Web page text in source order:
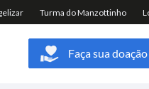
Faça sua doação